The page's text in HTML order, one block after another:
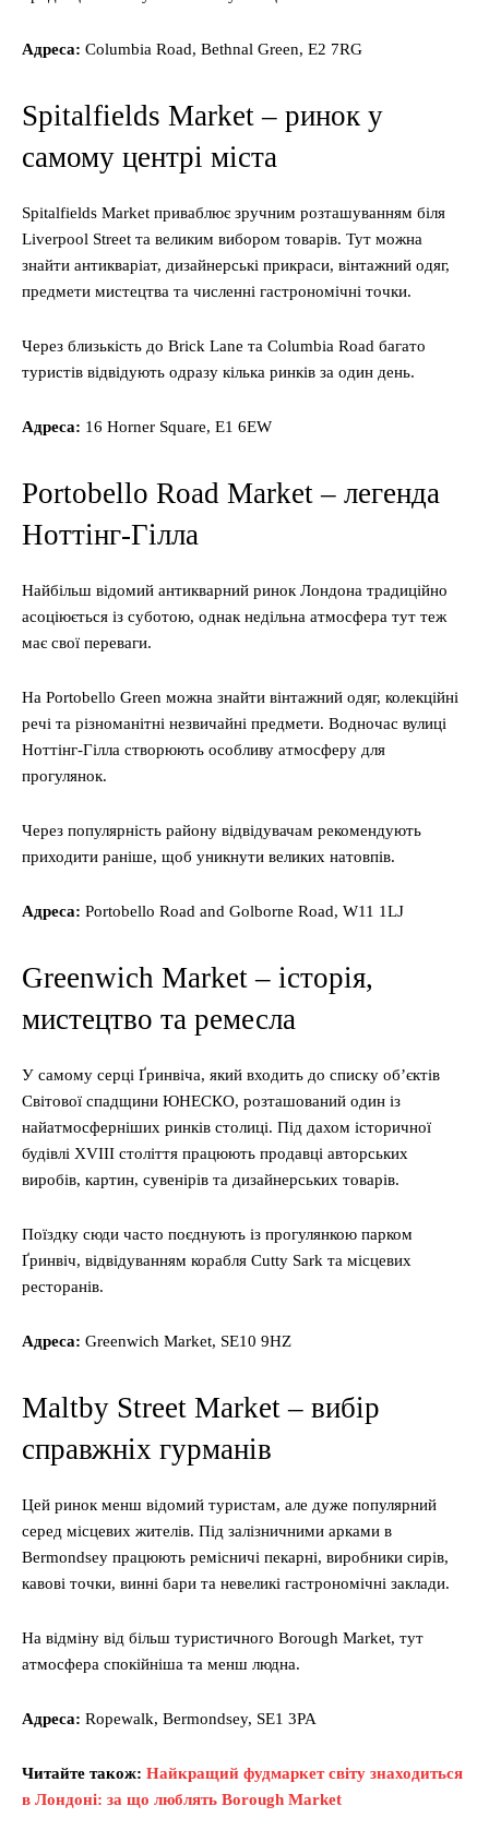
Адреса: Columbia Road, Bethnal Green, E2 7RG
Spitalfields Market – ринок у
самому центрі міста
Spitalfields Market приваблює зручним розташуванням біля
Liverpool Street та великим вибором товарів. Тут можна
знайти антикваріат, дизайнерські прикраси, вінтажний одяг,
предмети мистецтва та численні гастрономічні точки.
Через близькість до Brick Lane та Columbia Road багато
туристів відвідують одразу кілька ринків за один день.
Адреса: 16 Horner Square, E1 6EW
Portobello Road Market – легенда
Ноттінг-Гілла
Найбільш відомий антикварний ринок Лондона традиційно
асоціюється із суботою, однак недільна атмосфера тут теж
має свої переваги.
На Portobello Green можна знайти вінтажний одяг, колекційні
речі та різноманітні незвичайні предмети. Водночас вулиці
Ноттінг-Гілла створюють особливу атмосферу для
прогулянок.
Через популярність району відвідувачам рекомендують
приходити раніше, щоб уникнути великих натовпів.
Адреса: Portobello Road and Golborne Road, W11 1LJ
Greenwich Market – історія,
мистецтво та ремесла
У самому серці Ґринвіча, який входить до списку об’єктів
Світової спадщини ЮНЕСКО, розташований один із
найатмосферніших ринків столиці. Під дахом історичної
будівлі XVIII століття працюють продавці авторських
виробів, картин, сувенірів та дизайнерських товарів.
Поїздку сюди часто поєднують із прогулянкою парком
Ґринвіч, відвідуванням корабля Cutty Sark та місцевих
ресторанів.
Адреса: Greenwich Market, SE10 9HZ
Maltby Street Market – вибір
справжніх гурманів
Цей ринок менш відомий туристам, але дуже популярний
серед місцевих жителів. Під залізничними арками в
Bermondsey працюють ремісничі пекарні, виробники сирів,
кавові точки, винні бари та невеликі гастрономічні заклади.
На відміну від більш туристичного Borough Market, тут
атмосфера спокійніша та менш людна.
Адреса: Ropewalk, Bermondsey, SE1 3PA
Читайте також: Найкращий фудмаркет світу знаходиться
в Лондоні: за що люблять Borough Market